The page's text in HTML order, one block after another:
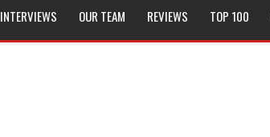
INTERVIEWS OUR TEAM REVIEWS TOP 100